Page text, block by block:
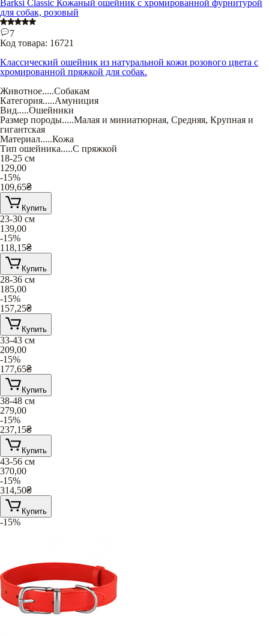
Barksi Classic Кожаный ошейник с хромированной фурнитурой
для собак, розовый
7
Код товара: 16721
Классический ошейник из натуральной кожи розового цвета с
хромированной пряжкой для собак.
Животное.....Собакам
Категория.....Амуниция
Вид.....Ошейники
Размер породы.....Малая и миниатюрная, Средняя, Крупная и
гигантская
Материал.....Кожа
Тип ошейника.....С пряжкой
18-25 см
129,00
-15%
109,65₴
Купить
23-30 см
139,00
-15%
118,15₴
Купить
28-36 см
185,00
-15%
157,25₴
Купить
33-43 см
209,00
-15%
177,65₴
Купить
38-48 см
279,00
-15%
237,15₴
Купить
43-56 см
370,00
-15%
314,50₴
Купить
-15%